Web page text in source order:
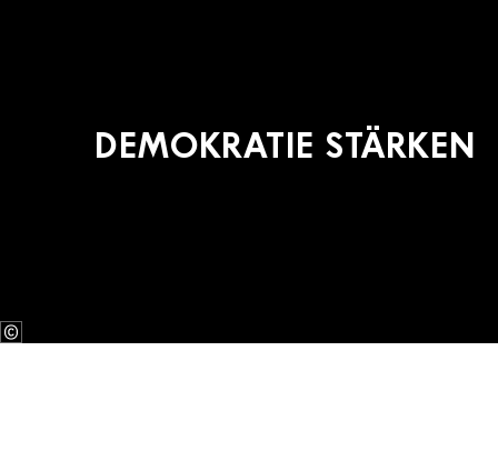
DEMOKRATIE STÄRKEN